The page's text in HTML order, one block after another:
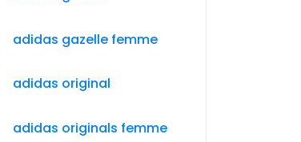
adidas gazelle femme
adidas original
adidas originals femme